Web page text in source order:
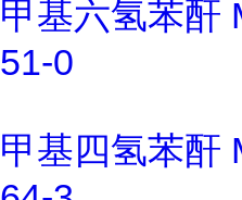
甲基六氢苯酐
51-0
甲基四氢苯酐